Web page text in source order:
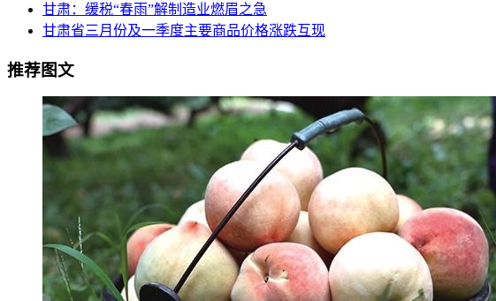
甘肃：缓税“春雨”解制造业燃眉之急
甘肃省三月份及一季度主要商品价格涨跌互现
推荐图文